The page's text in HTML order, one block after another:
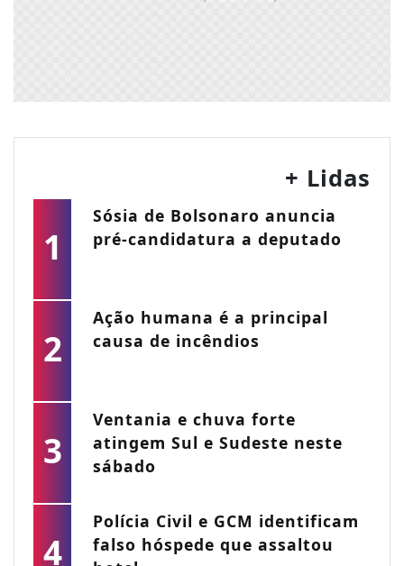
+ Lidas
1
Sósia de Bolsonaro anuncia
pré-candidatura a deputado
2
Ação humana é a principal
causa de incêndios
3
Ventania e chuva forte
atingem Sul e Sudeste neste
sábado
4
Polícia Civil e GCM identificam
falso hóspede que assaltou